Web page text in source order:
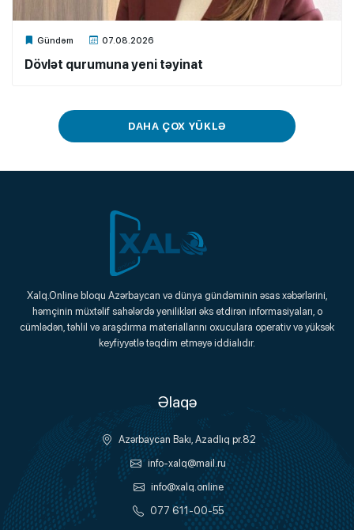
Gündəm 07.08.2026
Xalq.Online
Dövlət qurumuna yeni təyinat
DAHA ÇOX YÜKLƏ
Xalq.Online
Onlayn Platforma
Xalq.Online bloqu Azərbaycan və dünya gündəminin əsas xəbərlərini,
həmçinin müxtəlif sahələrdə yenilikləri əks etdirən informasiyaları, o
cümlədən, təhlil və araşdırma materiallarını oxuculara operativ və yüksək
keyfiyyətlə təqdim etməyə iddialıdır.
Əlaqə
Azərbaycan Bakı, Azadlıq pr.82
info-xalq@mail.ru
info@xalq.online
077 611-00-55